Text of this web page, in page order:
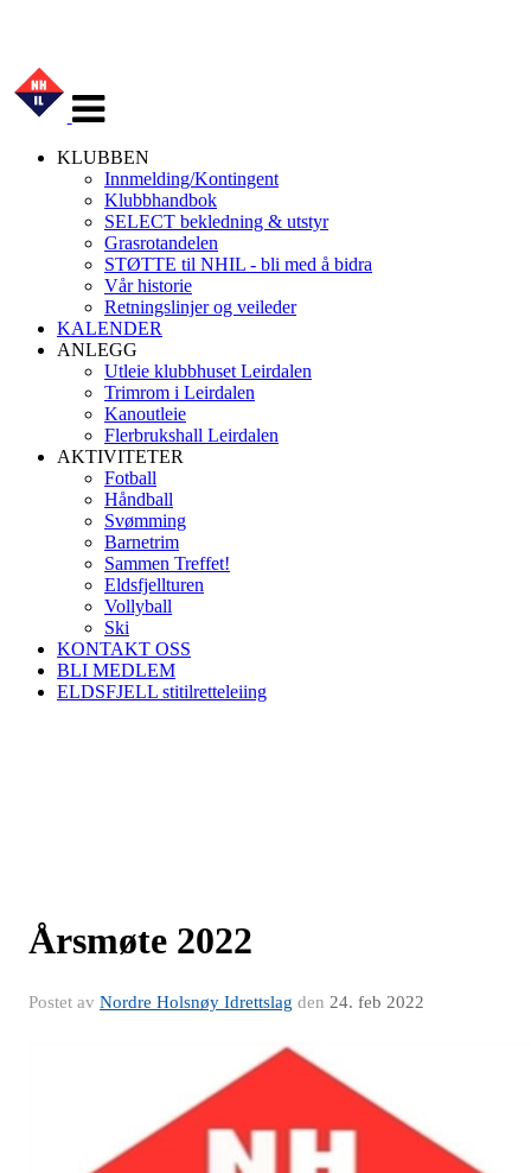
navigasjon
KLUBBEN
Innmelding/Kontingent
Klubbhandbok
SELECT bekledning & utstyr
Grasrotandelen
STØTTE til NHIL - bli med å bidra
Vår historie
Retningslinjer og veileder
KALENDER
ANLEGG
Utleie klubbhuset Leirdalen
Trimrom i Leirdalen
Kanoutleie
Flerbrukshall Leirdalen
AKTIVITETER
Fotball
Håndball
Svømming
Barnetrim
Sammen Treffet!
Eldsfjellturen
Vollyball
Ski
KONTAKT OSS
BLI MEDLEM
ELDSFJELL stitilretteleiing
Årsmøte 2022
Postet av Nordre Holsnøy Idrettslag den 24. feb 2022